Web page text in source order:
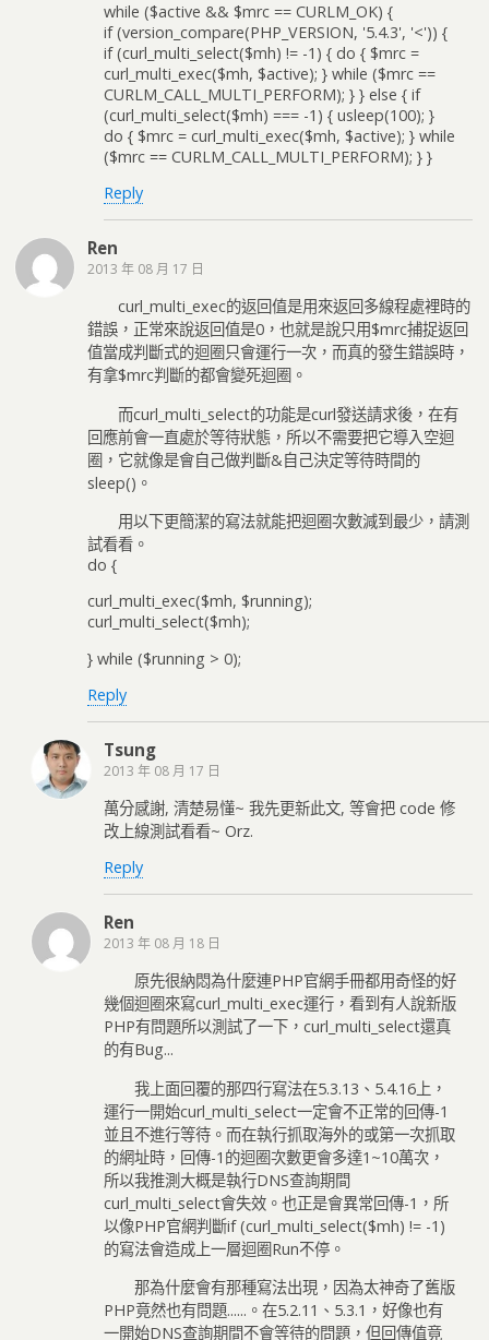
while ($active && $mrc == CURLM_OK) {
if (version_compare(PHP_VERSION, '5.4.3', '<')) {
if (curl_multi_select($mh) != -1) { do { $mrc =
curl_multi_exec($mh, $active); } while ($mrc ==
CURLM_CALL_MULTI_PERFORM); } } else { if
(curl_multi_select($mh) === -1) { usleep(100); }
do { $mrc = curl_multi_exec($mh, $active); } while
($mrc == CURLM_CALL_MULTI_PERFORM); } }
Reply
Ren
2013 年 08 月 17 日
curl_multi_exec的返回值是用來返回多線程處裡時的
錯誤，正常來說返回值是0，也就是說只用$mrc捕捉返回
值當成判斷式的迴圈只會運行一次，而真的發生錯誤時，
有拿$mrc判斷的都會變死迴圈。
而curl_multi_select的功能是curl發送請求後，在有
回應前會一直處於等待狀態，所以不需要把它導入空迴
圈，它就像是會自己做判斷&自己決定等待時間的
sleep()。
用以下更簡潔的寫法就能把迴圈次數減到最少，請測
試看看。
do {
curl_multi_exec($mh, $running);
curl_multi_select($mh);
} while ($running > 0);
Reply
Tsung
2013 年 08 月 17 日
萬分感謝, 清楚易懂~ 我先更新此文, 等會把 code 修
改上線測試看看~ Orz.
Reply
Ren
2013 年 08 月 18 日
原先很納悶為什麼連PHP官網手冊都用奇怪的好
幾個迴圈來寫curl_multi_exec運行，看到有人說新版
PHP有問題所以測試了一下，curl_multi_select還真
的有Bug...
我上面回覆的那四行寫法在5.3.13、5.4.16上，
運行一開始curl_multi_select一定會不正常的回傳-1
並且不進行等待。而在執行抓取海外的或第一次抓取
的網址時，回傳-1的迴圈次數更會多達1~10萬次，
所以我推測大概是執行DNS查詢期間
curl_multi_select會失效。也正是會異常回傳-1，所
以像PHP官網判斷if (curl_multi_select($mh) != -1)
的寫法會造成上一層迴圈Run不停。
那為什麼會有那種寫法出現，因為太神奇了舊版
PHP竟然也有問題......。在5.2.11、5.3.1，好像也有
一開始DNS查詢期間不會等待的問題，但回傳值竟